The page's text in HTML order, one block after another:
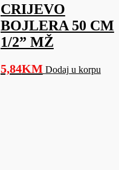
CRIJEVO
BOJLERA 50 CM
1/2” MŽ
5,84KM Dodaj u korpu